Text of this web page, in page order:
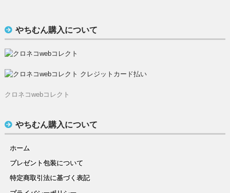
やちむん購入について
クロネコwebコレクト
やちむん購入について
ホーム
プレゼント包装について
特定商取引法に基づく表記